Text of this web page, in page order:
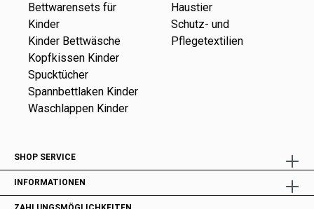
Bettwarensets für
Kinder
Kinder Bettwäsche
Kopfkissen Kinder
Spucktücher
Spannbettlaken Kinder
Waschlappen Kinder
Haustier
Schutz- und
Pflegetextilien
SHOP SERVICE
INFORMATIONEN